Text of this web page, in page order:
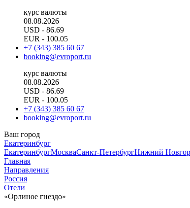
курс валюты
08.08.2026
USD - 86.69
EUR - 100.05
+7 (343) 385 60 67
booking@evroport.ru
курс валюты
08.08.2026
USD - 86.69
EUR - 100.05
+7 (343) 385 60 67
booking@evroport.ru
Ваш город
Екатеринбург
ЕкатеринбургМоскваСанкт-ПетербургНижний
Главная
Направления
Россия
Отели
«Орлиное гнездо»